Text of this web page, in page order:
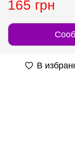
165 грн
В